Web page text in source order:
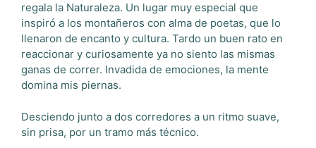
regala la Naturaleza. Un lugar muy especial que
inspiró a los montañeros con alma de poetas, que lo
llenaron de encanto y cultura. Tardo un buen rato en
reaccionar y curiosamente ya no siento las mismas
ganas de correr. Invadida de emociones, la mente
domina mis piernas.
Desciendo junto a dos corredores a un ritmo suave,
sin prisa, por un tramo más técnico.